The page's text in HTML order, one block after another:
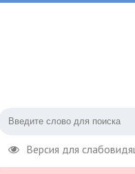
Версия для